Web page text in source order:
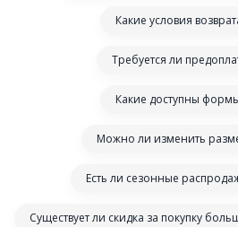
Какие условия
Требуется ли
Какие доступны
Можно ли изменить
Есть ли сезонные
Существует ли скидка за покупку